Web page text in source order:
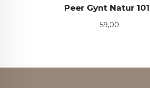
Peer Gynt Natur
Pris
59,00